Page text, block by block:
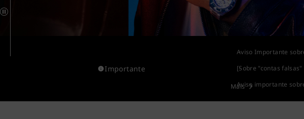
Importante
Aviso Importante
[Sobre "contas falsas"
Aviso importante
Mais